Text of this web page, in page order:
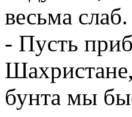
весьма
- Пусть
бунта мы